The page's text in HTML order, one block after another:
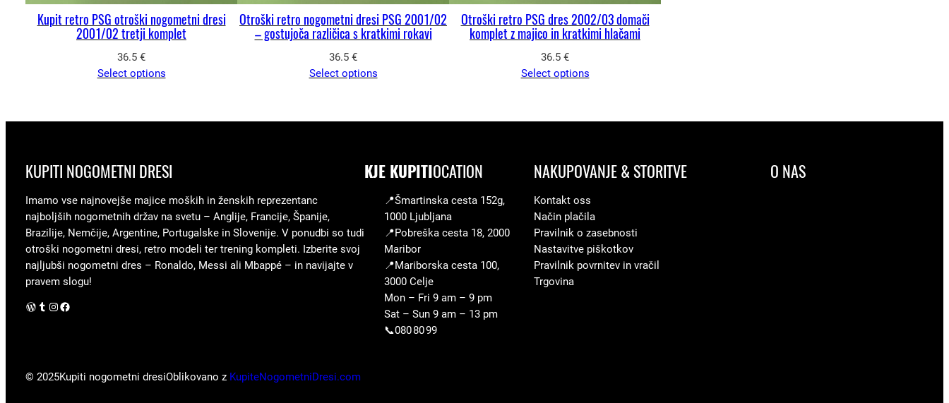
Kupit retro PSG otroški nogometni dresi
2001/02 tretji komplet
36.5 €
Select options
Otroški retro nogometni dresi PSG 2001/02
– gostujoča različica s kratkimi rokavi
36.5 €
Select options
Otroški retro PSG dres 2002/03 domači
komplet z majico in kratkimi hlačami
36.5 €
Select options
KUPITI NOGOMETNI DRESI
Imamo vse najnovejše majice moških in ženskih reprezentanc
najboljših nogometnih držav na svetu – Anglije, Francije, Španije,
Brazilije, Nemčije, Argentine, Portugalske in Slovenije. V ponudbi so tudi
otroški nogometni dresi, retro modeli ter trening kompleti. Izberite svoj
najljubši nogometni dres – Ronaldo, Messi ali Mbappé – in navijajte v
pravem slogu!
WordPress Instagram Facebook
KJE KUPITIOCATION
📍Šmartinska cesta 152g,
1000 Ljubljana
📍Pobreška cesta 18, 2000
Maribor
📍Mariborska cesta 100,
3000 Celje
Mon – Fri 9 am – 9 pm
Sat – Sun 9 am – 13 pm
📞080 80 99
NAKUPOVANJE & STORITVE
Kontakt oss
Način plačila
Pravilnik o zasebnosti
Nastavitve piškotkov
Pravilnik povrnitev in vračil
Trgovina
O NAS
© 2025Kupiti nogometni dresiOblikovano z KupiteNogometniDresi.com